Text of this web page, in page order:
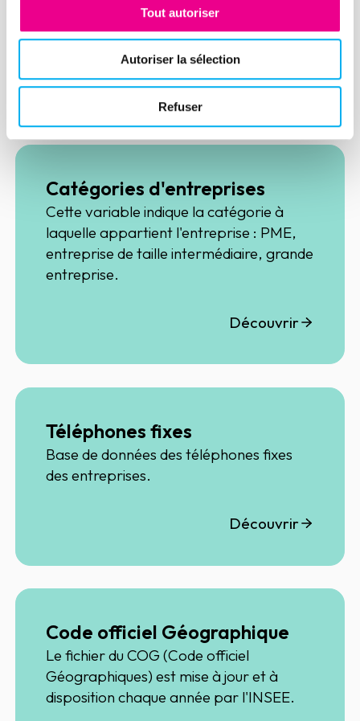
Tout autoriser
Autoriser la sélection
Refuser
des personnes publiques ou privées, et
qui répond aux besoins de cet acheteur
public en matière de fournitures, services
et travaux.
Découvrir
Catégories d'entreprises
Cette variable indique la catégorie à
laquelle appartient l'entreprise : PME,
entreprise de taille intermédiaire, grande
entreprise.
Découvrir
Téléphones fixes
Base de données des téléphones fixes
des entreprises.
Découvrir
Code officiel Géographique
Le fichier du COG (Code officiel
Géographiques) est mise à jour et à
disposition chaque année par l'INSEE.